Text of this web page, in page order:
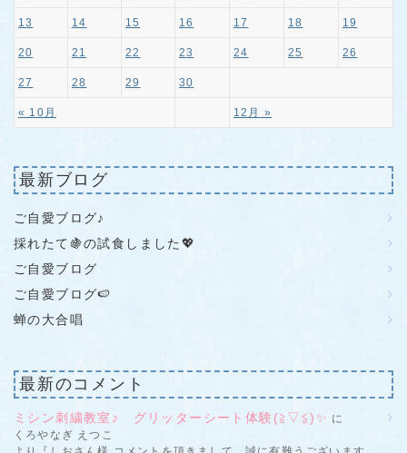
« 10月 12月 »
13 14 15 16 17 18 19
20 21 22 23 24 25 26
27 28 29 30
最新ブログ
ご自愛ブログ♪
採れたて🍇の試食しました💖
ご自愛ブログ
ご自愛ブログ🍉
蝉の大合唱
最新のコメント
ミシン刺繍教室♪ グリッターシート体験(≧▽≦)✨ に
くろやなぎ えつこ